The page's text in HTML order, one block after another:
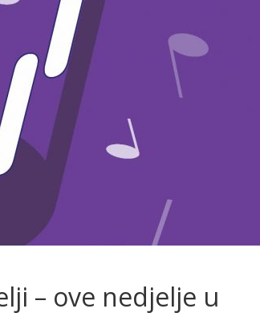
– ove nedjelje u